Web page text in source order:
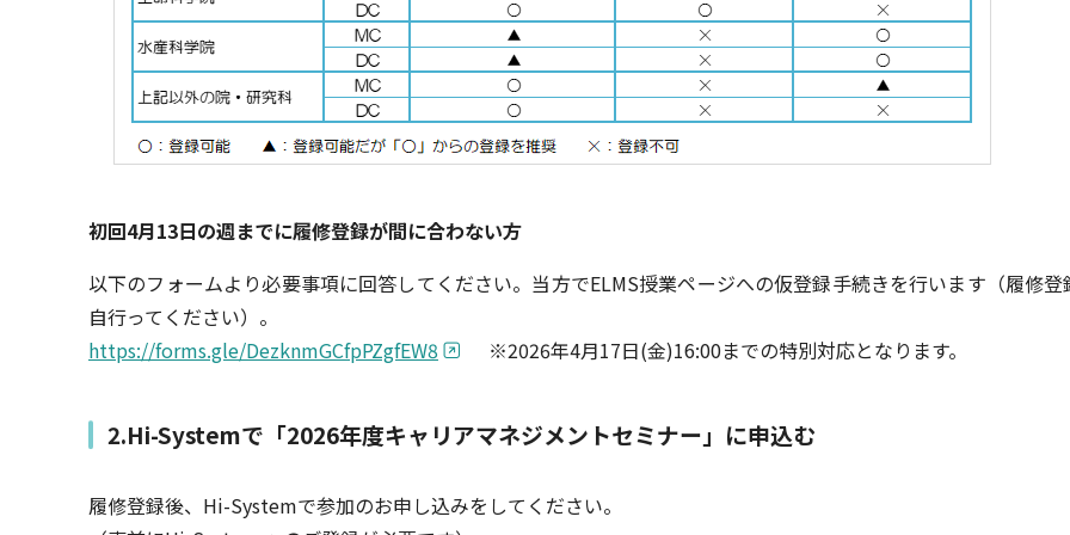
初回4月13日の週までに履修登録が間に合わない方
以下のフォームより必要事項に回答してください。当方でELMS授業ページへの仮登録手続きを行います（履修
自行ってください）。
https://forms.gle/DezknmGCfpPZgfEW8
※2026年4月17日(金)16:00までの特別対応となります。
2.Hi-Systemで「2026年度キャリアマネジメントセミナー」に申込む
履修登録後、Hi-Systemで参加のお申し込みをしてください。